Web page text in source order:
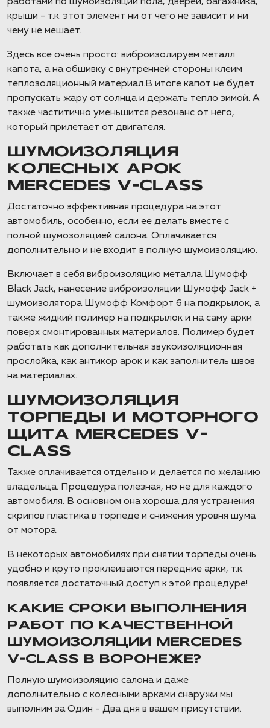
крыши - т.к. этот элемент ни от чего не зависит и ни
чему не мешает.
Здесь все очень просто: виброизолируем металл
капота, а на обшивку с внутренней стороны клеим
теплозоляционный материал.В итоге капот не будет
пропускать жару от солнца и держать тепло зимой. А
также частитично уменьшится резонанс от него,
который прилетает от двигателя.
ШУМОИЗОЛЯЦИЯ
КОЛЕСНЫХ АРОК
MERCEDES V-CLASS
Достаточно эффективная процедура на этот
автомобиль, особенно, если ее делать вместе с
полной шумозоляцией салона. Оплачивается
дополнительно и не входит в полную шумоизоляцию.
Включает в себя виброизоляцию металла Шумофф
Black Jack, нанесение виброизоляции Шумофф Jack +
шумоизолятора Шумофф Комфорт 6 на подкрылок, а
также жидкий полимер на подкрылок и на саму арки
поверх смонтированных материалов. Полимер будет
работать как дополнительная звукоизоляционная
прослойка, как антикор арок и как заполнитель швов
на материалах.
ШУМОИЗОЛЯЦИЯ
ТОРПЕДЫ И МОТОРНОГО
ЩИТА MERCEDES V-
CLASS
Также оплачивается отдельно и делается по желанию
владельца. Процедура полезная, но не для каждого
автомобиля. В основном она хороша для устранения
скрипов пластика в торпеде и снижения уровня шума
от мотора.
В некоторых автомобилях при снятии торпеды очень
удобно и круто проклеиваются передние арки, т.к.
появляется достаточный доступ к этой процедуре!
КАКИЕ СРОКИ ВЫПОЛНЕНИЯ
РАБОТ ПО КАЧЕСТВЕННОЙ
ШУМОИЗОЛЯЦИИ MERCEDES
V-CLASS В ВОРОНЕЖЕ?
Полную шумоизоляцию салона и даже
дополнительно с колесными арками снаружи мы
выполним за Один - Два дня в вашем присутствии.